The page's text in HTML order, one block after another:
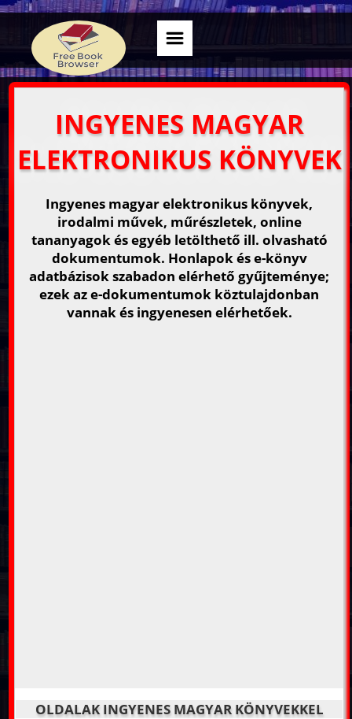
INGYENES MAGYAR
ELEKTRONIKUS KÖNYVEK
Ingyenes magyar elektronikus könyvek,
irodalmi művek, műrészletek, online
tananyagok és egyéb letölthető ill. olvasható
dokumentumok. Honlapok és e-könyv
adatbázisok szabadon elérhető gyűjteménye;
ezek az e-dokumentumok köztulajdonban
vannak és ingyenesen elérhetőek.
OLDALAK INGYENES MAGYAR KÖNYVEKKEL